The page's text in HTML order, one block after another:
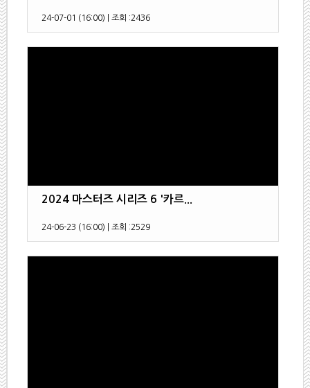
24-07-01 (16:00) 조회 :2436
2024 마스터즈 시리즈 6 '카르...
24-06-23 (16:00) 조회 :2529